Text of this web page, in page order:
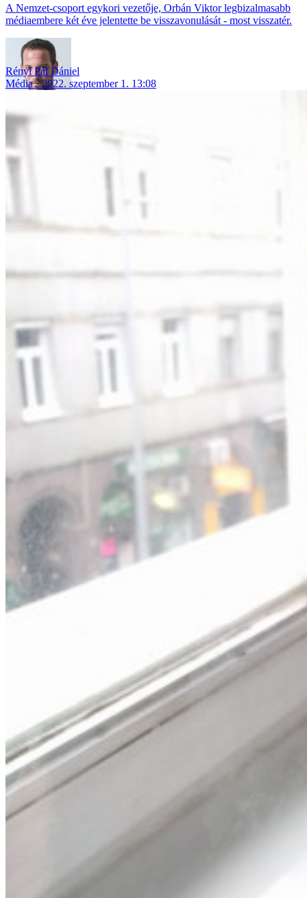
A Nemzet-csoport egykori vezetője, Orbán Viktor legbizalmasabb
médiaembere két éve jelentette be visszavonulását - most visszatér.
Rényi Pál Dániel
Média
2022. szeptember 1. 13:08